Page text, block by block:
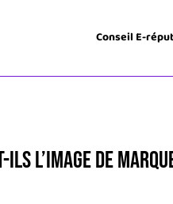
Conseil E-
l’image de